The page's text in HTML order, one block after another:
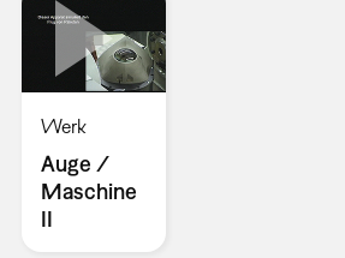
Werk
Auge /
Maschine
II